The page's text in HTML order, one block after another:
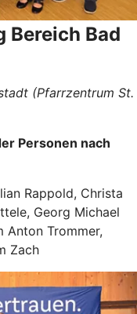
Bereich Bad
(Pfarrzentrum St.
Personen nach
Rappold, Christa
Georg Michael
Anton Trommer,
Zach